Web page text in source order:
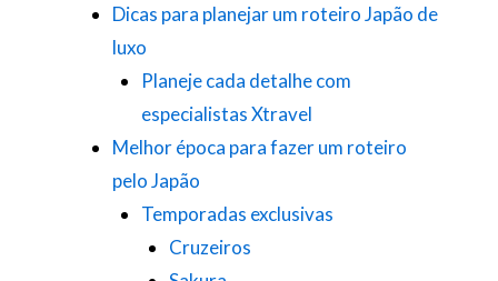
Dicas para planejar um roteiro Japão de
luxo
Planeje cada detalhe com
especialistas Xtravel
Melhor época para fazer um roteiro
pelo Japão
Temporadas exclusivas
Cruzeiros